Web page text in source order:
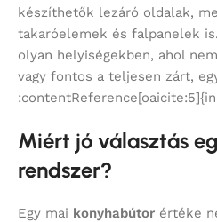
készíthetők lezáró oldalak,
takaróelemek és falpanelek
olyan helyiségekben, ahol
vagy fontos a teljesen zárt,
Miért jó választás
rendszer?
Egy mai konyhabútor értéke